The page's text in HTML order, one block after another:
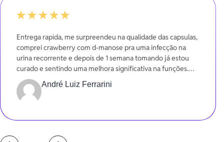
Entrega rapida, me surpreendeu na qualidade das capsulas,
comprei crawberry com d-manose pra uma infecção na
urina recorrente e depois de 1 semana tomando já estou
curado e sentindo uma melhora significativa na funções.
Gratidão
André Luiz Ferrarini